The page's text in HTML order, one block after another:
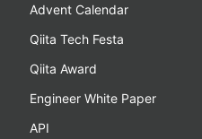
Advent Calendar
Qiita Tech Festa
Qiita Award
Engineer White Paper
API